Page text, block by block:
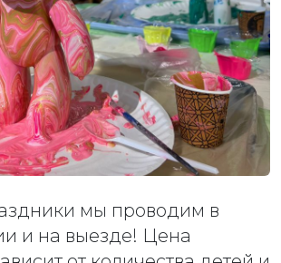
мы проводим в
и на выезде! Цена